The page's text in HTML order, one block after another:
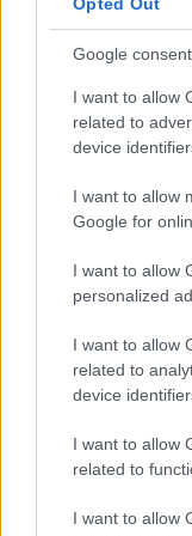
Google
I want to allow
related to
device
I want to allow
Google for
I want to allow
personalized
I want to allow
related to
device
I want to allow
related to
I want to allow
rápido do que ir
mineração XMR
grande parte
No entanto, usar
responsável por
Internet e pagar as
você possa
de má reputação
com o blockchain
Monero Cloud
A mineração em
computação
Freqüentemente,